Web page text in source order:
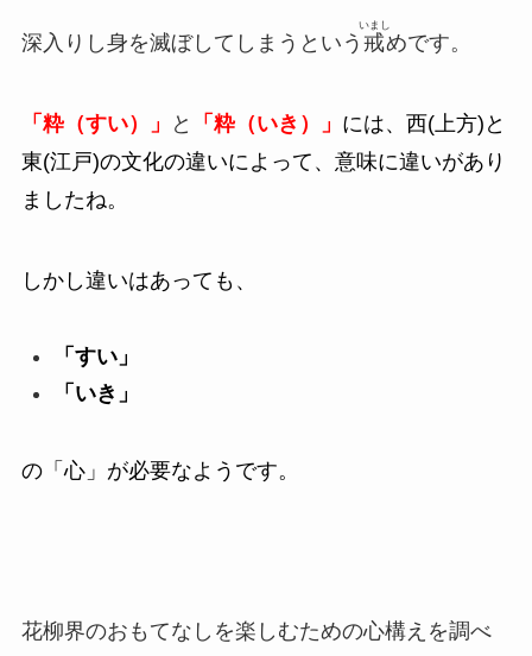
深入りし身を滅ぼしてしまうという 戒
いまし
めです。
「粋（すい）」 と 「粋（いき）」 には、西(上方)と
東(江戸)の文化の違いによって、意味に違いがあり
ましたね。
しかし違いはあっても、
「すい」
「いき」
の「心」が必要なようです。
花柳界のおもてなしを楽しむための心構えを調べ